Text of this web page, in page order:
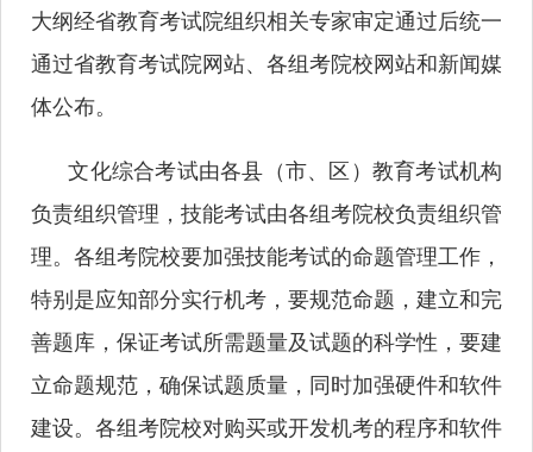
大纲经省教育考试院组织相关专家审定通过后统一
通过省教育考试院网站、各组考院校网站和新闻媒
体公布。
文化综合考试由各县（市、区）教育考试机构
负责组织管理，技能考试由各组考院校负责组织管
理。各组考院校要加强技能考试的命题管理工作，
特别是应知部分实行机考，要规范命题，建立和完
善题库，保证考试所需题量及试题的科学性，要建
立命题规范，确保试题质量，同时加强硬件和软件
建设。各组考院校对购买或开发机考的程序和软件